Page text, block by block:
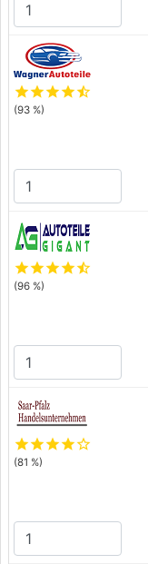
starstarstarstarstar_half
(93 %)
starstarstarstarstar_half
(96 %)
starstarstarstarstar_outline
(81 %)